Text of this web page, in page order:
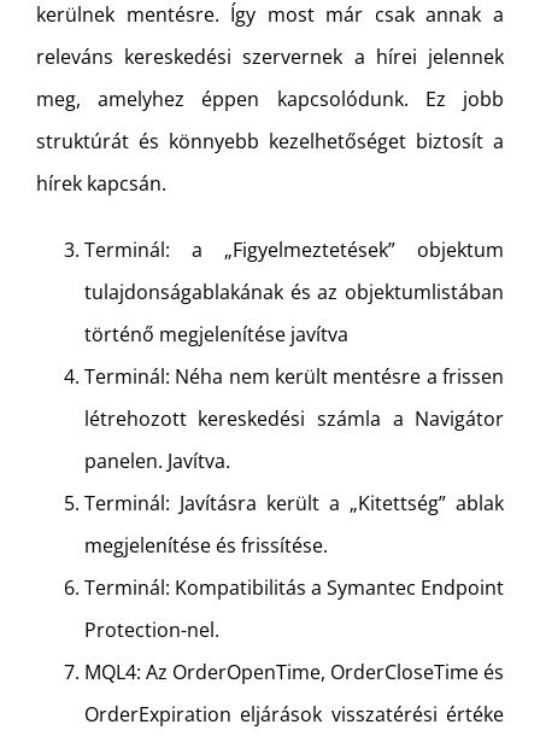
kerülnek mentésre. Így most már csak annak a
releváns kereskedési szervernek a hírei jelennek
meg, amelyhez éppen kapcsolódunk. Ez jobb
struktúrát és könnyebb kezelhetőséget biztosít a
hírek kapcsán.
Terminál: a „Figyelmeztetések” objektum
tulajdonságablakának és az objektumlistában
történő megjelenítése javítva
Terminál: Néha nem került mentésre a frissen
létrehozott kereskedési számla a Navigátor
panelen. Javítva.
Terminál: Javításra került a „Kitettség” ablak
megjelenítése és frissítése.
Terminál: Kompatibilitás a Symantec Endpoint
Protection-nel.
MQL4: Az OrderOpenTime, OrderCloseTime és
OrderExpiration eljárások visszatérési értéke